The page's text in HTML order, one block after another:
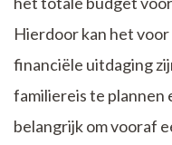
Hierdoor kan het
financiële uitdaging
familiereis te plannen
belangrijk om vooraf